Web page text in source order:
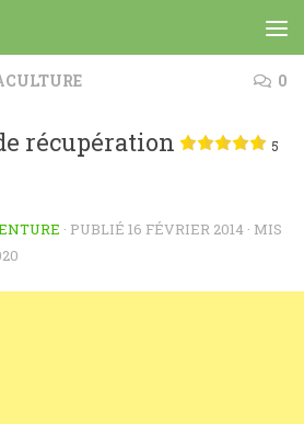
0
récupération 5
· PUBLIÉ 16 FÉVRIER 2014 · MIS